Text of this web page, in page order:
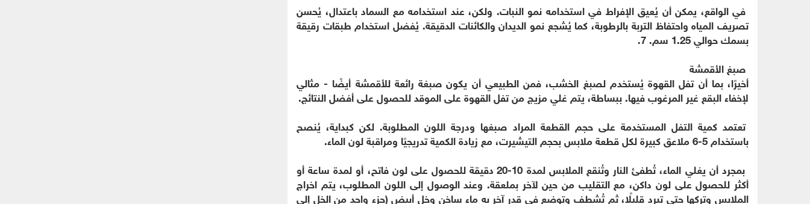
في الواقع، يمكن أن يُعيق الإفراط في استخدامه نمو النبات. ولكن، عند استخدامه مع السماد باعتدال، يُحسن
تصريف المياه واحتفاظ التربة بالرطوبة، كما يُشجع نمو الديدان والكائنات الدقيقة. يُفضل استخدام طبقات رقيقة
بسمك حوالي 1.25 سم. 7.
صبغ الأقمشة
أخيرًا، بما أن تفل القهوة يُستخدم لصبغ الخشب، فمن الطبيعي أن يكون صبغة رائعة للأقمشة أيضًا - مثالي
لإخفاء البقع غير المرغوب فيها. ببساطة، يتم غلي مزيج من تفل القهوة على الموقد للحصول على أفضل النتائج.
تعتمد كمية التفل المستخدمة على حجم القطعة المراد صبغها ودرجة اللون المطلوبة. لكن كبداية، يُنصح
باستخدام 5-6 ملاعق كبيرة لكل قطعة ملابس بحجم التيشيرت، مع زيادة الكمية تدريجيًا ومراقبة لون الماء.
بمجرد أن يغلي الماء، تُطفئ النار وتُنقع الملابس لمدة 10-20 دقيقة للحصول على لون فاتح، أو لمدة ساعة أو
أكثر للحصول على لون داكن، مع التقليب من حين لآخر بملعقة. وعند الوصول إلى اللون المطلوب، يتم اخراج
الملابس وتركها حتى تبرد قليلًا، ثم تُشطف وتوضع في قدر آخر به ماء ساخن وخل أبيض (جزء واحد من الخل إلى